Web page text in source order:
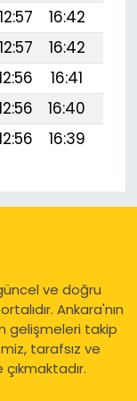
12:57 16:42
12:57 16:42
16:41
16:40
16:39
ve doğru
Ankara'nın
gelişmeleri takip
tarafsız ve